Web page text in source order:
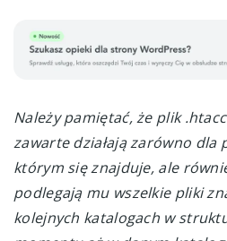
Należy pamiętać, że plik
zawarte działają zarówno dla
którym się znajduje, ale
podlegają mu wszelkie pliki
kolejnych katalogach w